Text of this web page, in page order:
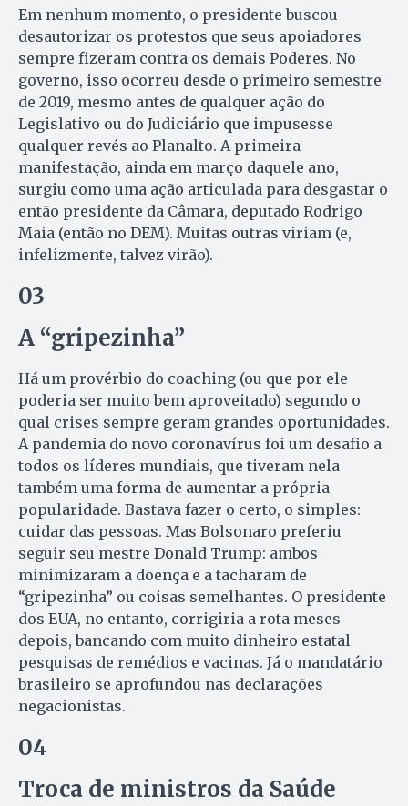
Em nenhum momento, o presidente buscou
desautorizar os protestos que seus apoiadores
sempre fizeram contra os demais Poderes. No
governo, isso ocorreu desde o primeiro semestre
de 2019, mesmo antes de qualquer ação do
Legislativo ou do Judiciário que impusesse
qualquer revés ao Planalto. A primeira
manifestação, ainda em março daquele ano,
surgiu como uma ação articulada para desgastar o
então presidente da Câmara, deputado Rodrigo
Maia (então no DEM). Muitas outras viriam (e,
infelizmente, talvez virão).
03
A “gripezinha”
Há um provérbio do coaching (ou que por ele
poderia ser muito bem aproveitado) segundo o
qual crises sempre geram grandes oportunidades.
A pandemia do novo coronavírus foi um desafio a
todos os líderes mundiais, que tiveram nela
também uma forma de aumentar a própria
popularidade. Bastava fazer o certo, o simples:
cuidar das pessoas. Mas Bolsonaro preferiu
seguir seu mestre Donald Trump: ambos
minimizaram a doença e a tacharam de
“gripezinha” ou coisas semelhantes. O presidente
dos EUA, no entanto, corrigiria a rota meses
depois, bancando com muito dinheiro estatal
pesquisas de remédios e vacinas. Já o mandatário
brasileiro se aprofundou nas declarações
negacionistas.
04
Troca de ministros da Saúde